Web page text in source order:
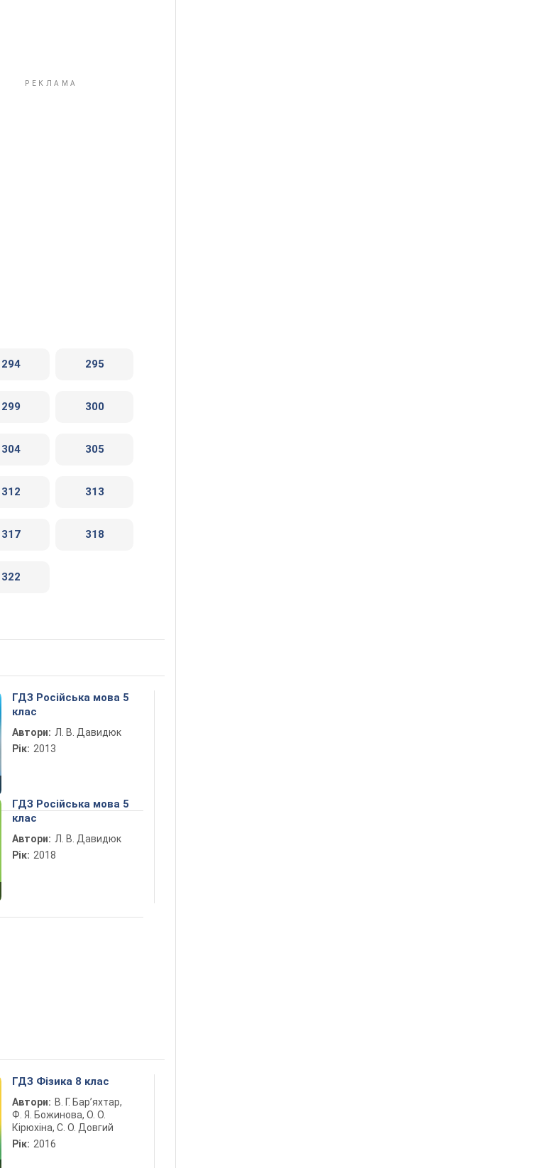
294 295
299 300
304 305
312 313
317 318
322
ГДЗ Російська мова 5
клас
Автори: Л. В. Давидюк
Рік: 2013
ГДЗ Російська мова 5
клас
Автори: Л. В. Давидюк
Рік: 2018
ГДЗ Фізика 8 клас
Автори: В. Г. Бар’яхтар,
Ф. Я. Божинова, О. О.
Кірюхіна, С. О. Довгий
Рік: 2016